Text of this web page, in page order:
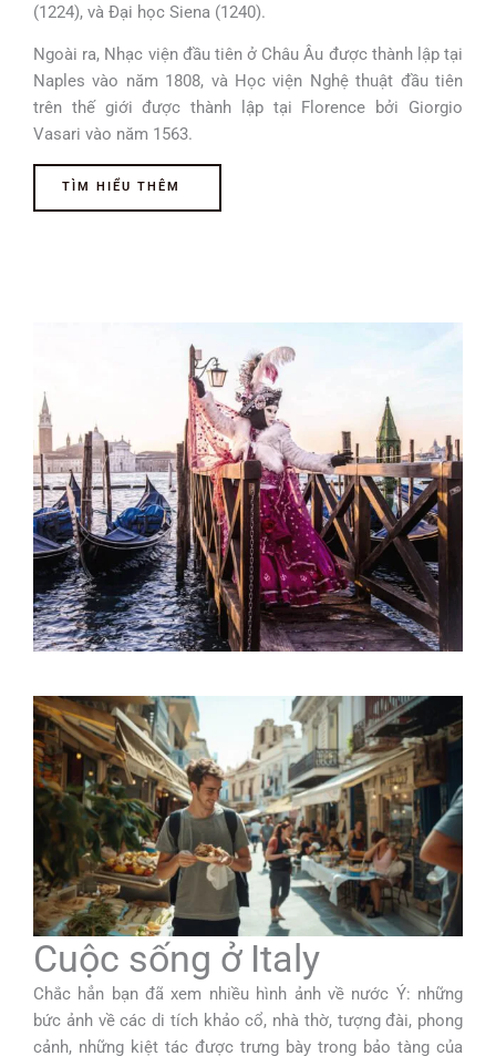
(1224), và Đại học Siena (1240).
Ngoài ra, Nhạc viện đầu tiên ở Châu Âu được thành lập tại
Naples vào năm 1808, và Học viện Nghệ thuật đầu tiên
trên thế giới được thành lập tại Florence bởi Giorgio
Vasari vào năm 1563.
TÌM HIỂU THÊM
Cuộc sống ở Italy
Chắc hẳn bạn đã xem nhiều hình ảnh về nước Ý: những
bức ảnh về các di tích khảo cổ, nhà thờ, tượng đài, phong
cảnh, những kiệt tác được trưng bày trong bảo tàng của